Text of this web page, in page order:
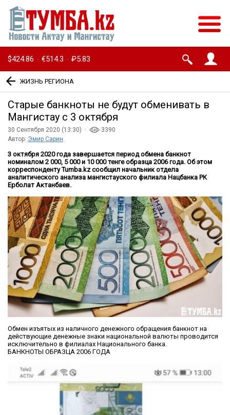
$424.86 · €514.3 · ₽5.83
ЖИЗНЬ РЕГИОНА
Старые банкноты не будут обменивать в
Мангистау с 3 октября
30 Сентября 2020 (13:30) ·
3390
Автор: Эмир Сарин
3 октября 2020 года завершается период обмена банкнот
номиналом 2 000, 5 000 и 10 000 тенге образца 2006 года. Об этом
корреспонденту Tumba.kz сообщил начальник отдела
аналитического анализа мангистауского филиала Нацбанка РК
Ерболат Актанбаев.
Обмен изъятых из наличного денежного обращения банкнот на
действующие денежные знаки национальной валюты проводится
исключительно в филиалах Национального банка.
БАНКНОТЫ ОБРАЗЦА 2006 ГОДА